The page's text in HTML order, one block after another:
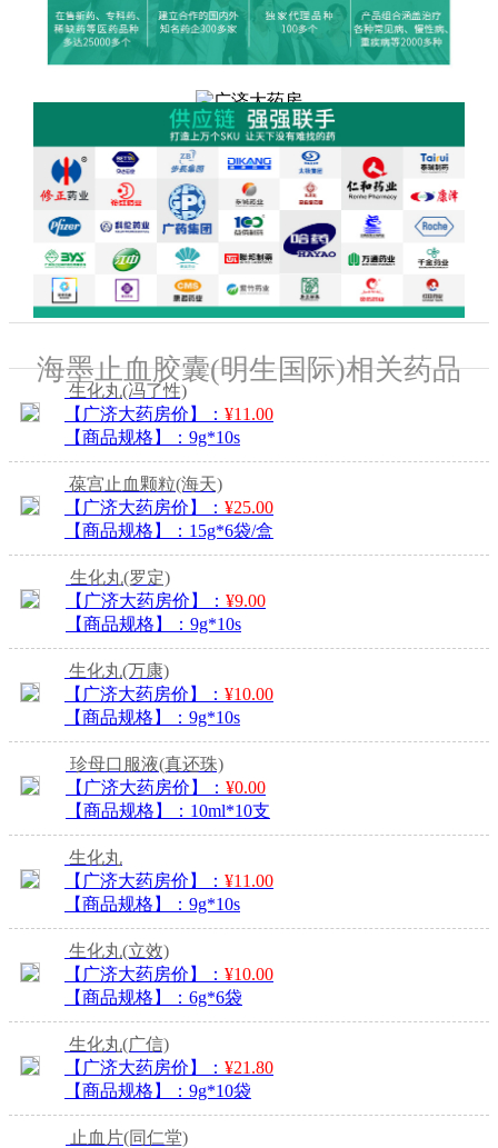
海墨止血胶囊(明生国际)相关药品
生化丸(冯了性)
【广济大药房价】： ¥11.00
【商品规格】： 9g*10s
葆宫止血颗粒(海天)
【广济大药房价】： ¥25.00
【商品规格】： 15g*6袋/盒
生化丸(罗定)
【广济大药房价】： ¥9.00
【商品规格】： 9g*10s
生化丸(万康)
【广济大药房价】： ¥10.00
【商品规格】： 9g*10s
珍母口服液(真还珠)
【广济大药房价】： ¥0.00
【商品规格】： 10ml*10支
生化丸
【广济大药房价】： ¥11.00
【商品规格】： 9g*10s
生化丸(立效)
【广济大药房价】： ¥10.00
【商品规格】： 6g*6袋
生化丸(广信)
【广济大药房价】： ¥21.80
【商品规格】： 9g*10袋
止血片(同仁堂)